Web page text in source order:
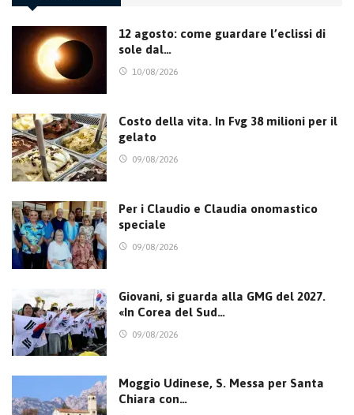
12 agosto: come guardare l’eclissi di
sole dal…
10/08/2026
Costo della vita. In Fvg 38 milioni per il
gelato
09/08/2026
Per i Claudio e Claudia onomastico
speciale
09/08/2026
Giovani, si guarda alla GMG del 2027.
«In Corea del Sud…
09/08/2026
Moggio Udinese, S. Messa per Santa
Chiara con…